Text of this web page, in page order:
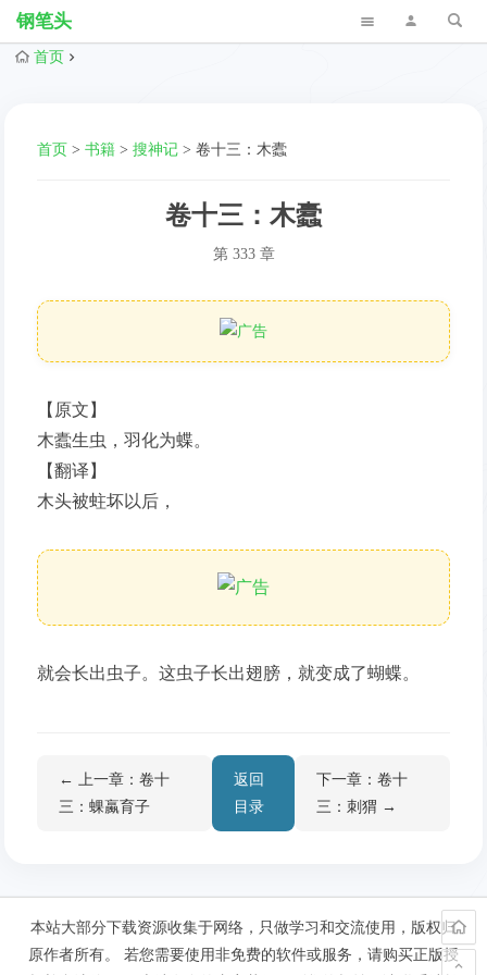
钢笔头
首页
首页 >书籍 >搜神记 >卷十三：木蠹
卷十三：木蠹
第 333 章
【原文】
木蠹生虫，羽化为蝶。
【翻译】
木头被蛀坏以后，
就会长出虫子。这虫子长出翅膀，就变成了蝴蝶。
← 上一章：卷十
三：蜾蠃育子
返回
目录
下一章：卷十
三：刺猬 →
本站大部分下载资源收集于网络，只做学习和交流使用，版权归
原作者所有。 若您需要使用非免费的软件或服务，请购买正版授